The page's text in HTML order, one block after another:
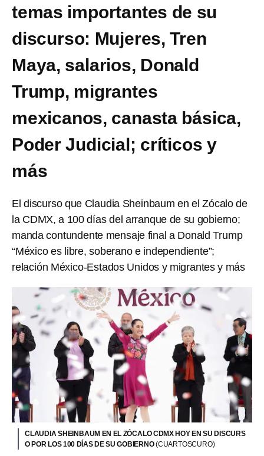
temas importantes de su
discurso: Mujeres, Tren
Maya, salarios, Donald
Trump, migrantes
mexicanos, canasta básica,
Poder Judicial; críticos y
más
El discurso que Claudia Sheinbaum en el Zócalo de
la CDMX, a 100 días del arranque de su gobierno;
manda contundente mensaje final a Donald Trump
“México es libre, soberano e independiente”;
relación México-Estados Unidos y migrantes y más
CLAUDIA SHEINBAUM EN EL ZÓCALO CDMX HOY EN SU DISCURS
O POR LOS 100 DÍAS DE SU GOBIERNO(CUARTOSCURO)